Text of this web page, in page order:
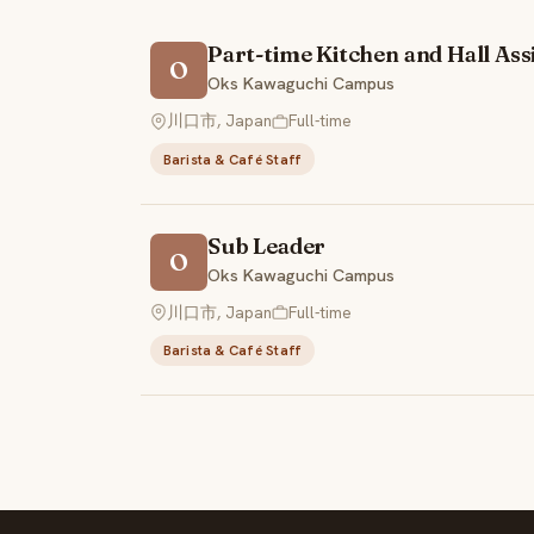
O
Part-time Kitchen and Hall
Oks Kawaguchi Campus
川口市, Japan
Full-time
Barista & Café Staff
O
Sub Leader
Oks Kawaguchi Campus
川口市, Japan
Full-time
Barista & Café Staff